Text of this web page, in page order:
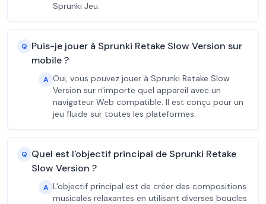
Sprunki Jeu.
Q Puis-je jouer à Sprunki Retake Slow Version sur
mobile ?
A Oui, vous pouvez jouer à Sprunki Retake Slow
Version sur n'importe quel appareil avec un
navigateur Web compatible. Il est conçu pour un
jeu fluide sur toutes les plateformes.
Q Quel est l'objectif principal de Sprunki Retake
Slow Version ?
A L'objectif principal est de créer des compositions
musicales relaxantes en utilisant diverses boucles